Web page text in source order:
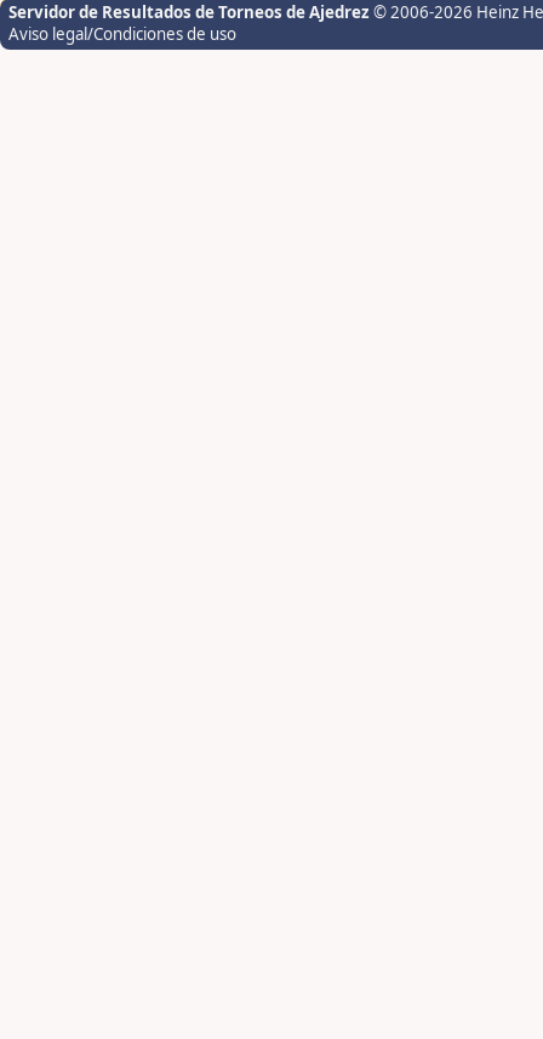
Servidor de Resultados de Torneos de Ajedrez © 2006-2026 Heinz
Aviso legal/Condiciones de uso